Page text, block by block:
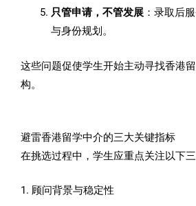
只管申请，不管发展：录取后
与身份规划。
这些问题促使学生开始主动寻找香港
构。
避雷香港留学中介的三大关键指标
在挑选过程中，学生应重点关注以下三
1. 顾问背景与稳定性